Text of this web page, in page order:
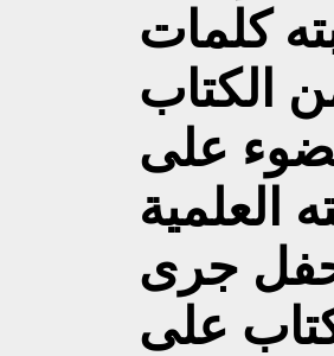
كلمات
الكتاب
على
العلمية
جرى
على